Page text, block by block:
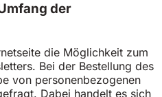
der
die Möglichkeit zum
Bei der Bestellung des
von personenbezogenen
Dabei handelt es sich